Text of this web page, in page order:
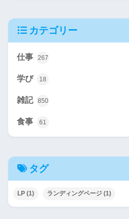
カテゴリー
仕事 267
学び 18
雑記 850
食事 61
タグ
LP (1) ランディングページ (1)